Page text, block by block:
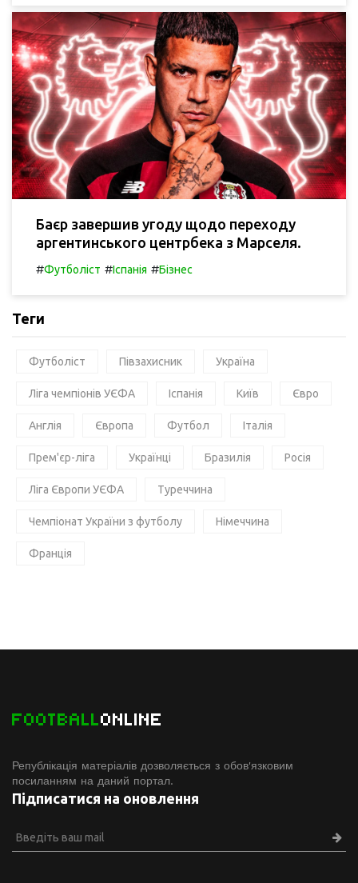
Баєр завершив угоду щодо переходу
аргентинського центрбека з Марселя.
#Футболіст #Іспанія #Бізнес
Теги
Футболіст Півзахисник Україна
Ліга чемпіонів УЄФА Іспанія Київ Євро
Англія Європа Футбол Італія
Прем'єр-ліга Українці Бразилія Росія
Ліга Європи УЄФА Туреччина
Чемпіонат України з футболу Німеччина
Франція
FOOTBALLONLINE
Републікація матеріалів дозволяється з обов'язковим
посиланням на даний портал.
Підписатися на оновлення